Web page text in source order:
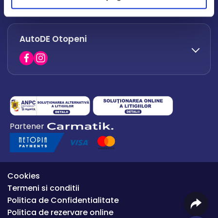
office.afumati@autode.ro
0730 063 852
0730 063 851
AutoDE Otopeni
0754 649 360
office.premium@autode.ro
Partener
Cookies
Termeni si conditii
Politica de Confidentialitate
Politica de rezervare online